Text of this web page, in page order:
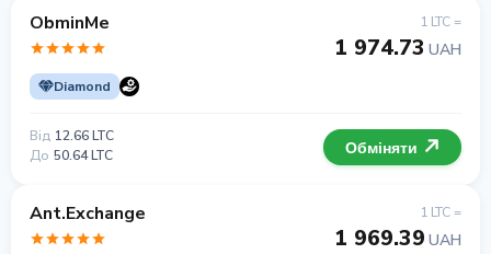
ObminMe
Diamond
1 LTC =
1 974.73 UAH
Від 12.66 LTC
До 50.64 LTC Обміняти
Ant.Exchange 1 LTC =
1 969.39 UAH